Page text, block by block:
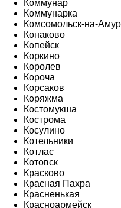
Коммунар
Коммунарка
Комсомольск-на-
Конаково
Копейск
Коркино
Королев
Короча
Корсаков
Коряжма
Костомукша
Кострома
Косулино
Котельники
Котлас
Котовск
Красково
Красная Пахра
Красненькая
Красноармейск